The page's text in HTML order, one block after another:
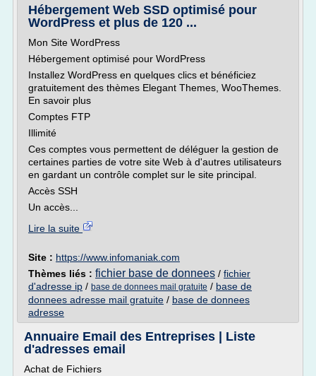
Hébergement Web SSD optimisé pour
WordPress et plus de 120 ...
Mon Site WordPress
Hébergement optimisé pour WordPress
Installez WordPress en quelques clics et bénéficiez
gratuitement des thèmes Elegant Themes, WooThemes.
En savoir plus
Comptes FTP
Illimité
Ces comptes vous permettent de déléguer la gestion de
certaines parties de votre site Web à d'autres utilisateurs
en gardant un contrôle complet sur le site principal.
Accès SSH
Un accès...
Lire la suite
Site : https://www.infomaniak.com
Thèmes liés : fichier base de donnees / fichier
d'adresse ip / base de donnees mail gratuite / base de
donnees adresse mail gratuite / base de donnees
adresse
Annuaire Email des Entreprises | Liste
d'adresses email
Achat de Fichiers